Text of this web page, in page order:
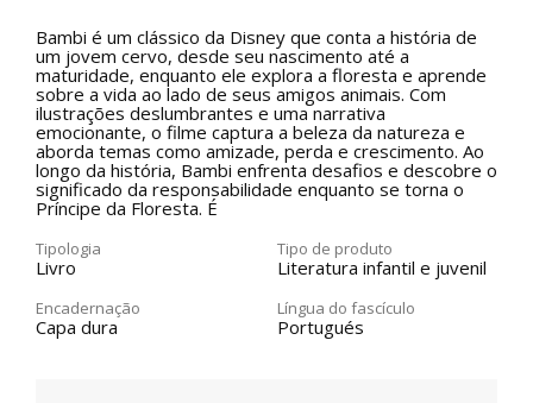
Bambi é um clássico da Disney que conta a história de
um jovem cervo, desde seu nascimento até a
maturidade, enquanto ele explora a floresta e aprende
sobre a vida ao lado de seus amigos animais. Com
ilustrações deslumbrantes e uma narrativa
emocionante, o filme captura a beleza da natureza e
aborda temas como amizade, perda e crescimento. Ao
longo da história, Bambi enfrenta desafios e descobre o
significado da responsabilidade enquanto se torna o
Príncipe da Floresta. É
Tipologia
Livro
Tipo de produto
Literatura infantil e juvenil
Encadernação
Capa dura
Língua do fascículo
Portugués